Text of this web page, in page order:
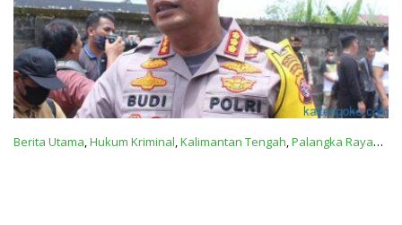
Berita Utama,Hukum Kriminal,Kalimantan Tengah,Palangka Raya